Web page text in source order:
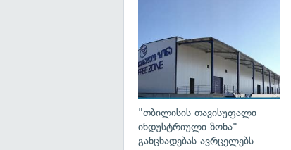
"თბილისის თავისუფალი
ინდუსტრიული ზონა"
განცხადებას ავრცელებს